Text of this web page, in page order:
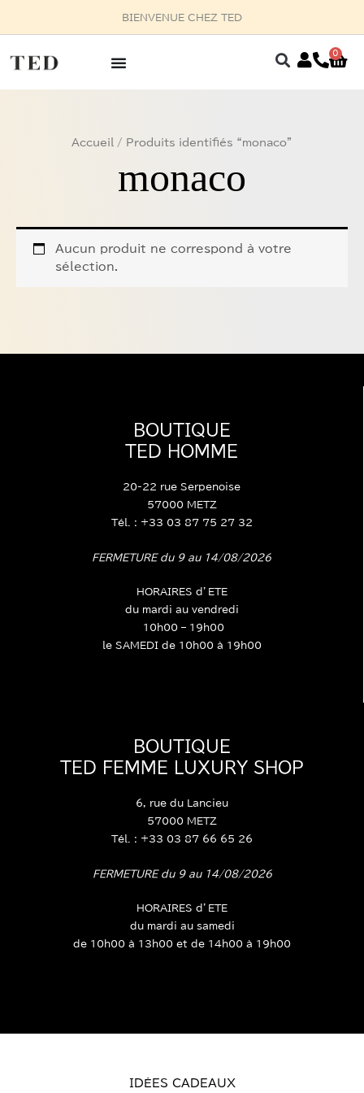
BIENVENUE CHEZ TED
0
Accueil / Produits identifiés “monaco”
monaco
Aucun produit ne correspond à votre
sélection.
BOUTIQUE
TED HOMME
20-22 rue Serpenoise
57000 METZ
Tél. : +33 03 87 75 27 32
FERMETURE du 9 au 14/08/2026
HORAIRES d’ETE
du mardi au vendredi
10h00 – 19h00
le SAMEDI de 10h00 à 19h00
BOUTIQUE
TED FEMME LUXURY SHOP
6, rue du Lancieu
57000 METZ
Tél. : +33 03 87 66 65 26
FERMETURE du 9 au 14/08/2026
HORAIRES d’ETE
du mardi au samedi
de 10h00 à 13h00 et de 14h00 à 19h00
IDÉES CADEAUX